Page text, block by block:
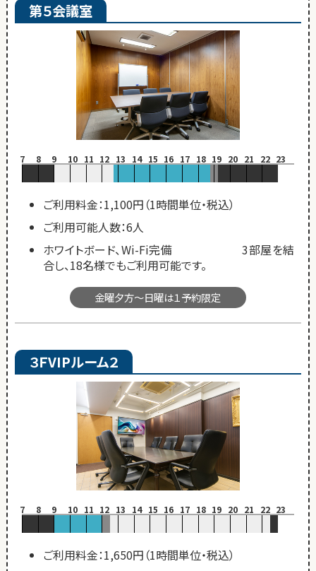
第５会議室
7 8 9 10 11 12 13 14 15 16 17 18 19 20 21 22 23
ご利用料金：1,100円（1時間単位・税込）
ご利用可能人数：6人
ホワイトボード、Wi-Fi完備 3部屋を結
合し、18名様でもご利用可能です。
金曜夕方～日曜は１予約限定
３ＦVIPルーム２
7 8 9 10 11 12 13 14 15 16 17 18 19 20 21 22 23
ご利用料金：1,650円（1時間単位・税込）